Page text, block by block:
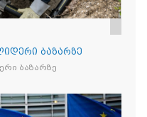
ბაზარზე
ბაზარზე